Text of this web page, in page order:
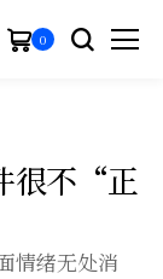
0
很不“正
情绪无处消